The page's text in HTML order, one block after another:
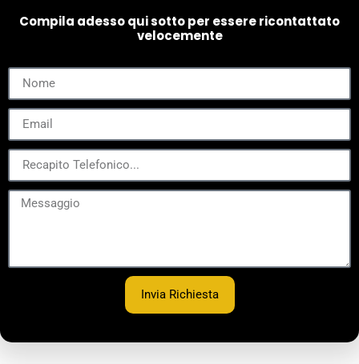
Compila adesso qui sotto per essere ricontattato
velocemente
Invia Richiesta